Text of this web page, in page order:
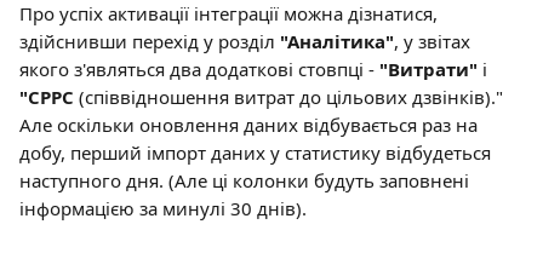
Про успіх активації інтеграції можна дізнатися,
здійснивши перехід у розділ "Аналітика", у звітах
якого з'являться два додаткові стовпці - "Витрати" і
"CPPC (співвідношення витрат до цільових дзвінків)."
Але оскільки оновлення даних відбувається раз на
добу, перший імпорт даних у статистику відбудеться
наступного дня. (Але ці колонки будуть заповнені
інформацією за минулі 30 днів).